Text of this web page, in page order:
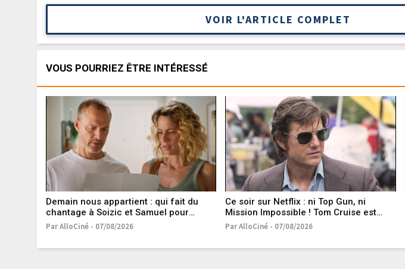
VOIR L'ARTICLE COMPLET
VOUS POURRIEZ ÊTRE INTÉRESSÉ
Demain nous appartient : qui fait du
chantage à Soizic et Samuel pour
récupérer l'argent ? On a la réponse
Par AlloCiné - 07/08/2026
Ce soir sur Netflix : ni Top Gun, ni
Mission Impossible ! Tom Cruise est
irrésistible dans ce thriller tiré d’une
Par AlloCiné - 07/08/2026